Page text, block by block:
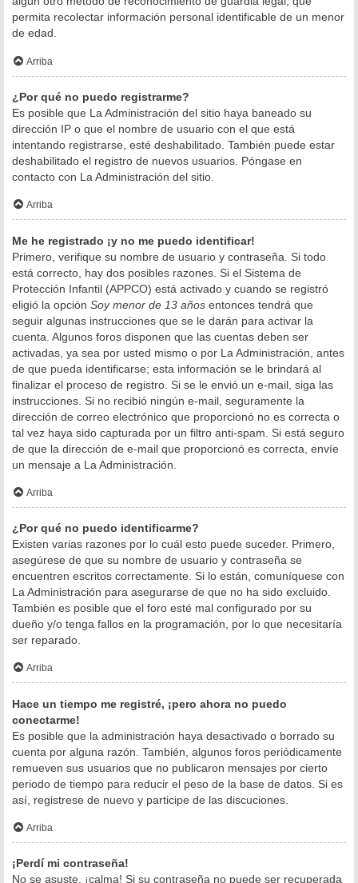
permita recolectar información personal identificable de un menor
de edad.
Arriba
¿Por qué no puedo registrarme?
Es posible que La Administración del sitio haya baneado su
dirección IP o que el nombre de usuario con el que está
intentando registrarse, esté deshabilitado. También puede estar
deshabilitado el registro de nuevos usuarios. Póngase en
contacto con La Administración del sitio.
Arriba
Me he registrado ¡y no me puedo identificar!
Primero, verifique su nombre de usuario y contraseña. Si todo
está correcto, hay dos posibles razones. Si el Sistema de
Protección Infantil (APPCO) está activado y cuando se registró
eligió la opción Soy menor de 13 años entonces tendrá que
seguir algunas instrucciones que se le darán para activar la
cuenta. Algunos foros disponen que las cuentas deben ser
activadas, ya sea por usted mismo o por La Administración, antes
de que pueda identificarse; esta información se le brindará al
finalizar el proceso de registro. Si se le envió un e-mail, siga las
instrucciones. Si no recibió ningún e-mail, seguramente la
dirección de correo electrónico que proporcionó no es correcta o
tal vez haya sido capturada por un filtro anti-spam. Si está seguro
de que la dirección de e-mail que proporcionó es correcta, envíe
un mensaje a La Administración.
Arriba
¿Por qué no puedo identificarme?
Existen varias razones por lo cuál esto puede suceder. Primero,
asegúrese de que su nombre de usuario y contraseña se
encuentren escritos correctamente. Si lo están, comuníquese con
La Administración para asegurarse de que no ha sido excluido.
También es posible que el foro esté mal configurado por su
dueño y/o tenga fallos en la programación, por lo que necesitaría
ser reparado.
Arriba
Hace un tiempo me registré, ¡pero ahora no puedo
conectarme!
Es posible que la administración haya desactivado o borrado su
cuenta por alguna razón. También, algunos foros periódicamente
remueven sus usuarios que no publicaron mensajes por cierto
periodo de tiempo para reducir el peso de la base de datos. Si es
así, registrese de nuevo y participe de las discuciones.
Arriba
¡Perdí mi contraseña!
No se asuste, ¡calma! Si su contraseña no puede ser recuperada